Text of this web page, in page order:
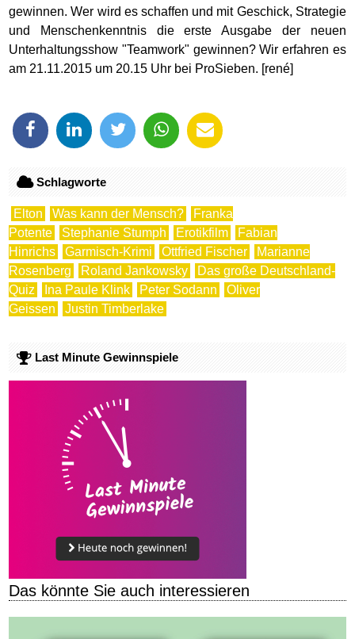
gewinnen. Wer wird es schaffen und mit Geschick, Strategie
und Menschenkenntnis die erste Ausgabe der neuen
Unterhaltungsshow "Teamwork" gewinnen? Wir erfahren es
am 21.11.2015 um 20.15 Uhr bei ProSieben. [rené]
Schlagworte
Elton Was kann der Mensch?
Franka
Potente
Stephanie Stumph Erotikfilm
Fabian
Hinrichs
Garmisch-Krimi Ottfried Fischer
Marianne
Rosenberg
Roland Jankowsky
Das große Deutschland-
Quiz
Ina Paule Klink Peter Sodann
Oliver
Geissen
Justin Timberlake
Last Minute Gewinnspiele
Das könnte Sie auch interessieren